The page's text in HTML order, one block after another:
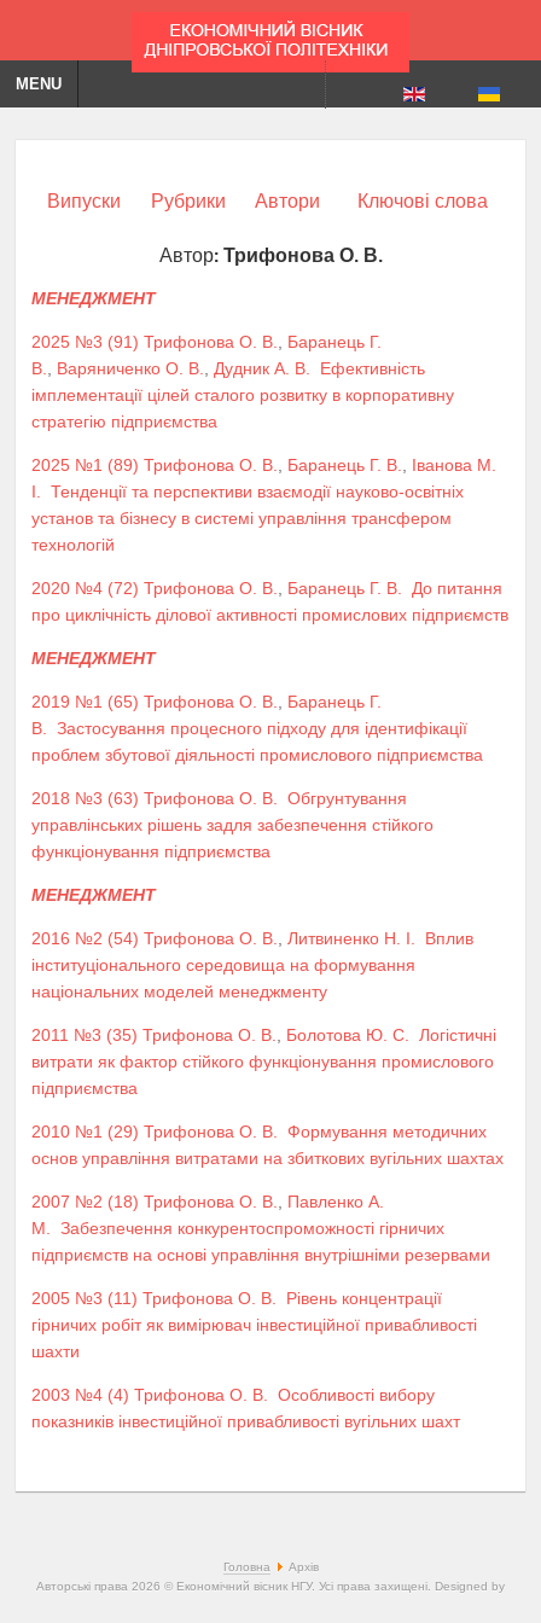
MENU
Випуски Рубрики Автори Ключові слова
Автор:Трифонова О. В.
МЕНЕДЖМЕНТ
2025 №3 (91) Трифонова О. В.
Баранець Г.
В.
Варяниченко О. В. Дудник А. В.
Ефективність
імплементації цілей сталого розвитку в корпоративну
стратегію підприємства
2025 №1 (89) Трифонова О. В. Баранець Г. В.
Іванова М.
І.
Тенденції та перспективи взаємодії науково-освітніх
установ та бізнесу в системі управління трансфером
технологій
2020 №4 (72) Трифонова О. В. Баранець Г. В.
До питання
про циклічність ділової активності промислових підприємств
МЕНЕДЖМЕНТ
2019 №1 (65) Трифонова О. В.
Баранець Г.
В.
Застосування процесного підходу для ідентифікації
проблем збутової діяльності промислового підприємства
2018 №3 (63) Трифонова О. В.
Обгрунтування
управлінських рішень задля забезпечення стійкого
функціонування підприємства
МЕНЕДЖМЕНТ
2016 №2 (54) Трифонова О. В. Литвиненко Н. І.
Вплив
інституціонального середовища на формування
національних моделей менеджменту
2011 №3 (35) Трифонова О. В. Болотова Ю. С.
Логістичні
витрати як фактор стійкого функціонування промислового
підприємства
2010 №1 (29) Трифонова О. В.
Формування методичних
основ управління витратами на збиткових вугільних шахтах
2007 №2 (18) Трифонова О. В.
Павленко А.
М.
Забезпечення конкурентоспроможності гірничих
підприємств на основі управління внутрішніми резервами
2005 №3 (11) Трифонова О. В.
Рівень концентрації
гірничих робіт як вимірювач інвестиційної привабливості
шахти
2003 №4 (4) Трифонова О. В.
Особливості вибору
показників інвестиційної привабливості вугільних шахт
Головна
Архів
Авторські права 2026 © Економічний вісник НГУ. Усі права захищені. Designed by